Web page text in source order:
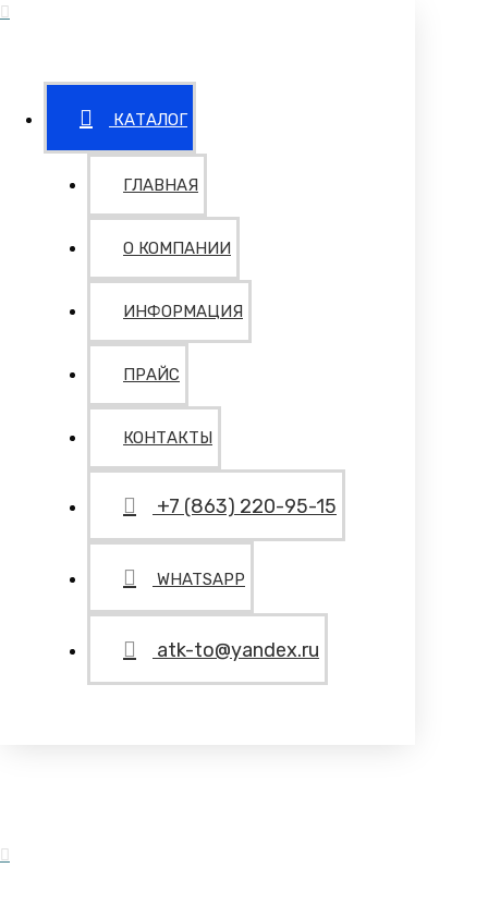
КАТАЛОГ
ГЛАВНАЯ
О КОМПАНИИ
ИНФОРМАЦИЯ
ПРАЙС
КОНТАКТЫ
+7 (863) 220-95-15
WHATSAPP
atk-to@yandex.ru